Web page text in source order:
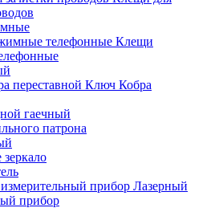
Клещи
Ключ Кобра
гаечный
патрона
Лазерный
прибор